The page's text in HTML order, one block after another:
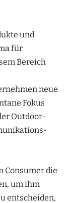
und
für
Bereich
neue
Fokus
Outdoor-
Consumer die
um ihm
entscheiden,